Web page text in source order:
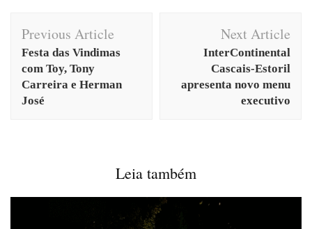
Post
Navigation
Previous Article
Festa das Vindimas
com Toy, Tony
Carreira e Herman
José
Next Article
InterContinental
Cascais-Estoril
apresenta novo menu
executivo
Leia também